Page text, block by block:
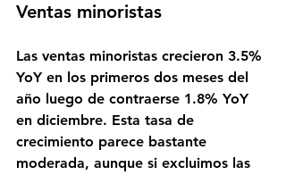
Ventas minoristas
Las ventas minoristas crecieron 3.5%
YoY en los primeros dos meses del
año luego de contraerse 1.8% YoY
en diciembre. Esta tasa de
crecimiento parece bastante
moderada, aunque si excluimos las